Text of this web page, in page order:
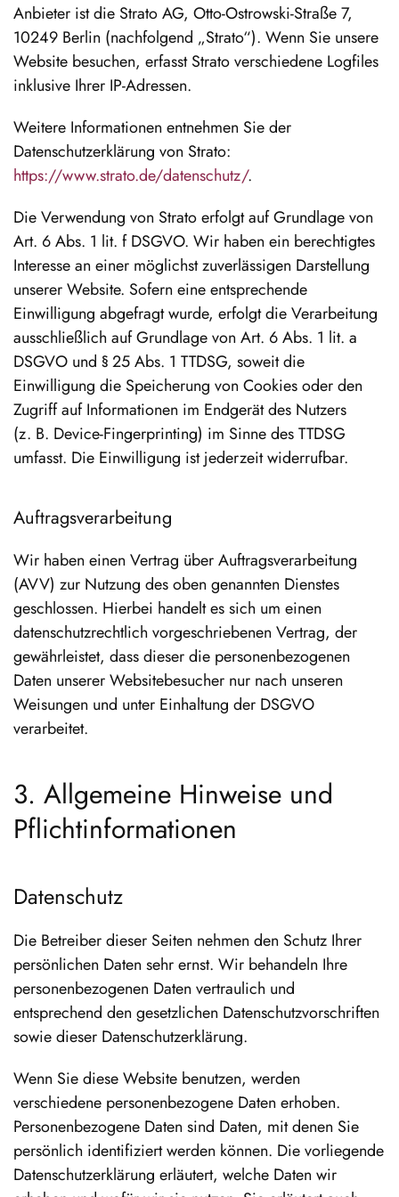
Anbieter ist die Strato AG, Otto-Ostrowski-Straße 7,
10249 Berlin (nachfolgend „Strato“). Wenn Sie unsere
Website besuchen, erfasst Strato verschiedene Logfiles
inklusive Ihrer IP-Adressen.
Weitere Informationen entnehmen Sie der
Datenschutzerklärung von Strato:
https://www.strato.de/datenschutz/.
Die Verwendung von Strato erfolgt auf Grundlage von
Art. 6 Abs. 1 lit. f DSGVO. Wir haben ein berechtigtes
Interesse an einer möglichst zuverlässigen Darstellung
unserer Website. Sofern eine entsprechende
Einwilligung abgefragt wurde, erfolgt die Verarbeitung
ausschließlich auf Grundlage von Art. 6 Abs. 1 lit. a
DSGVO und § 25 Abs. 1 TTDSG, soweit die
Einwilligung die Speicherung von Cookies oder den
Zugriff auf Informationen im Endgerät des Nutzers
(z. B. Device-Fingerprinting) im Sinne des TTDSG
umfasst. Die Einwilligung ist jederzeit widerrufbar.
Auftragsverarbeitung
Wir haben einen Vertrag über Auftragsverarbeitung
(AVV) zur Nutzung des oben genannten Dienstes
geschlossen. Hierbei handelt es sich um einen
datenschutzrechtlich vorgeschriebenen Vertrag, der
gewährleistet, dass dieser die personenbezogenen
Daten unserer Websitebesucher nur nach unseren
Weisungen und unter Einhaltung der DSGVO
verarbeitet.
3. Allgemeine Hinweise und
Pflicht­informationen
Datenschutz
Die Betreiber dieser Seiten nehmen den Schutz Ihrer
persönlichen Daten sehr ernst. Wir behandeln Ihre
personenbezogenen Daten vertraulich und
entsprechend den gesetzlichen Datenschutzvorschriften
sowie dieser Datenschutzerklärung.
Wenn Sie diese Website benutzen, werden
verschiedene personenbezogene Daten erhoben.
Personenbezogene Daten sind Daten, mit denen Sie
persönlich identifiziert werden können. Die vorliegende
Datenschutzerklärung erläutert, welche Daten wir